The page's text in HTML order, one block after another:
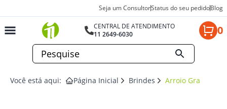
Seja um ConsultorStatus do seu pedidoBlog
CENTRAL DE ATENDIMENTO
11 2649-6030
0
Você está aqui: Página Inicial Brindes Arroio Grande